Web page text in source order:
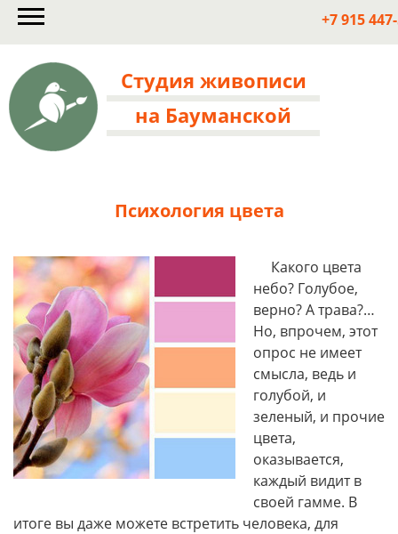
Студия живописи
на Бауманской
+7 915
Психология цвета
Какого цвета
небо? Голубое,
верно? А трава?…
Но, впрочем, этот
опрос не имеет
смысла, ведь и
голубой, и
зеленый, и прочие
цвета,
оказывается,
каждый видит в
своей гамме. В
итоге вы даже можете встретить человека, для